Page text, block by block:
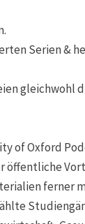
Serien &
gleichwohl
of Oxford
öffentliche
ferner